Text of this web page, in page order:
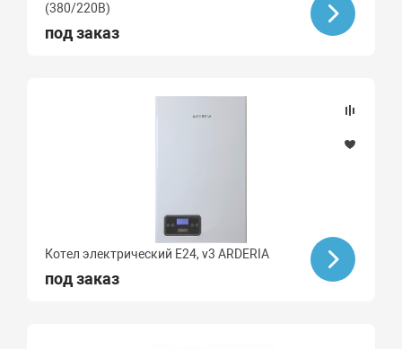
(380/220В)
под заказ
Котел электрический E24, v3 ARDERIA
под заказ